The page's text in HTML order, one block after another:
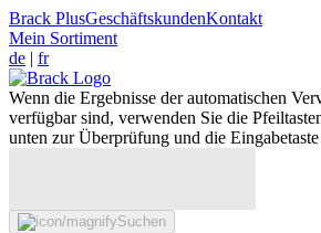
Brack PlusGeschäftskundenKontakt
Mein Sortiment
de | fr
Wenn die Ergebnisse der automatischen
verfügbar sind, verwenden Sie die
unten zur Überprüfung und die
Suchen